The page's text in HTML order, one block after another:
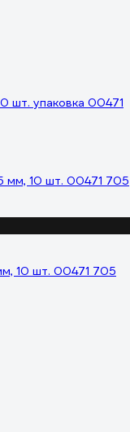
шт. упаковка 00471
10 шт. 00471 705